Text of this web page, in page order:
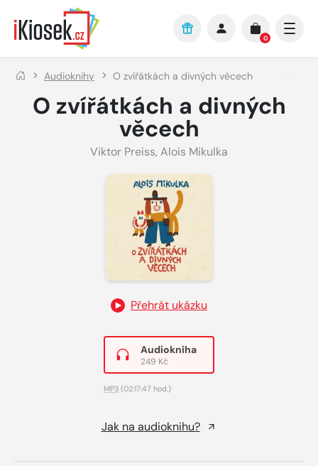
Přejít na hlavní obsah
0
Audioknihy O zvířátkách a divných věcech
O zvířátkách a divných
věcech
Viktor Preiss, Alois Mikulka
Přehrát ukázku
Audiokniha
249 Kč
MP3 (02:17:47 hod.)
Jak na audioknihu?